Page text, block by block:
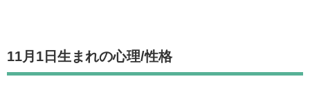
11月1日生まれの心理/性格